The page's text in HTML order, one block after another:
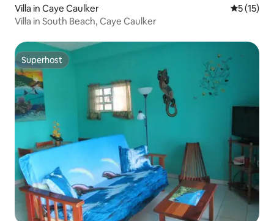
Villa in Caye Caulker
5 (15)
Villa in South Beach, Caye Caulker
Superhost
Superhost